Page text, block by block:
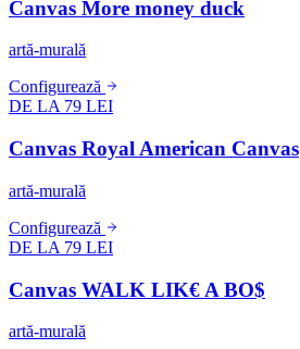
Canvas More money duck
artă-murală
Configurează
DE LA 79 LEI
Canvas Royal American Canvas
artă-murală
Configurează
DE LA 79 LEI
Canvas WALK LIK€ A BO$
artă-murală